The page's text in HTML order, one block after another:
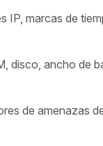
IP, marcas de
disco, ancho de
de amenazas